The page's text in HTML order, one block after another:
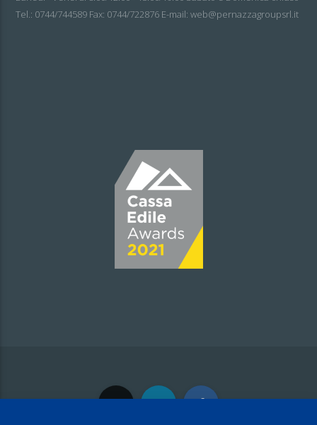
Tel.: 0744/744589 Fax: 0744/722876 E-mail: web@pernazzagroupsrl.it